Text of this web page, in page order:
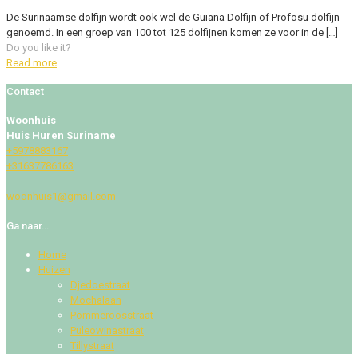
De Surinaamse dolfijn wordt ook wel de Guiana Dolfijn of Profosu dolfijn
genoemd. In een groep van 100 tot 125 dolfijnen komen ze voor in de
Do you like it?
Read more
Contact
Woonhuis
Huis Huren Suriname
+5978883167
+31637786163
woonhuis1@gmail.com
Ga naar…
Home
Huizen
Djedoestraat
Mochalaan
Pommeroosstraat
Puleowinastraat
Tillystraat